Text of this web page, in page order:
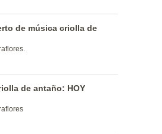
de música criolla de
de antaño: HOY